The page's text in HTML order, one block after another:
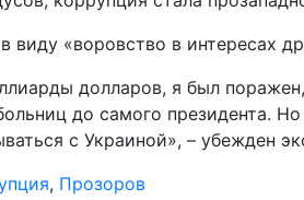
виду «воровство в интересах
долларов, я был
до самого президента.
с Украиной», – убежден
, Прозоров